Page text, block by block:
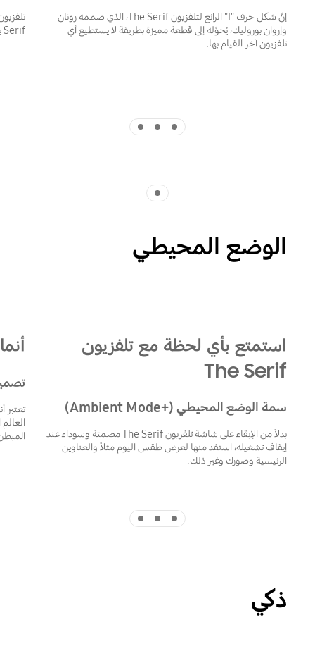
إنَّ شكل حرف "I" الرائع لتلفزيون The Serif، الذي صممه رونان
وإروان بوروليك، يُحوِّله إلى قطعة مميزة بطريقة لا يستطيع أي
تلفزيون آخر القيام بها.
Serif بانسجام مع المساحات والديكورات المنزلية.
الوضع المحيطي
استمتع بأي لحظة مع تلفزيون
The Serif
سمة الوضع المحيطي (+Ambient Mode)
بدلاً من الإبقاء على شاشة تلفزيون The Serif مصمتة وسوداء عند
إيقاف تشغيله، استفد منها لعرض طقس اليوم مثلاً والعناوين
الرئيسية وصورك وغير ذلك.
تعتبر
ذكي